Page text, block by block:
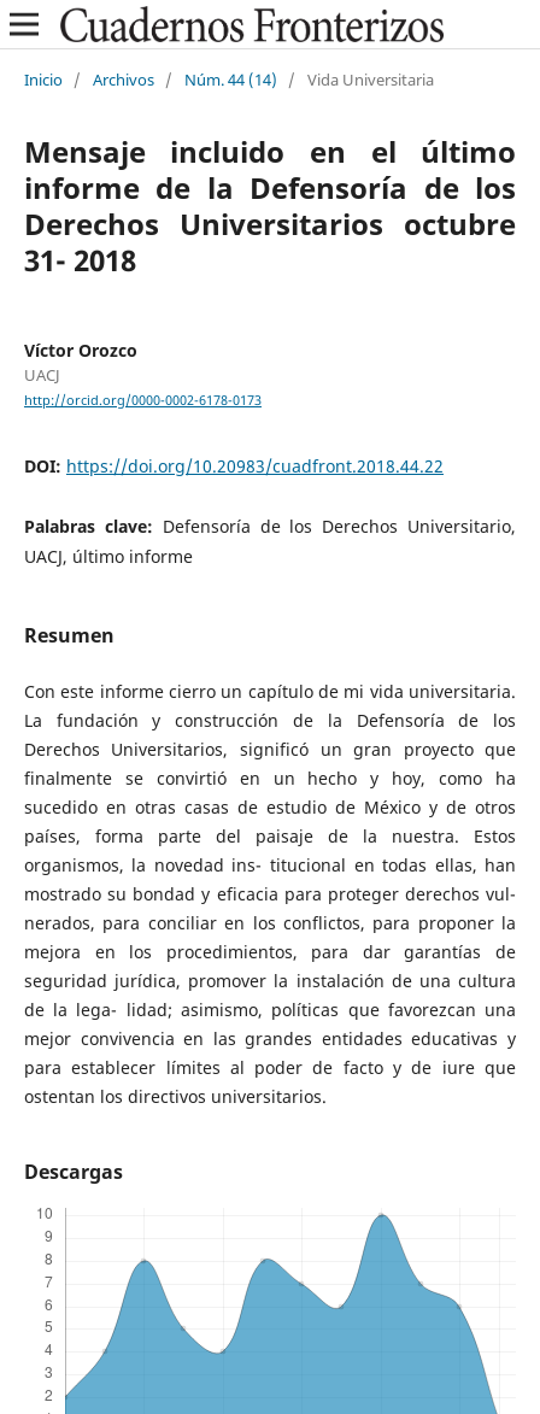
Inicio / Archivos / Núm. 44 (14) / Vida Universitaria
Mensaje incluido en el último
informe de la Defensoría de los
Derechos Universitarios octubre
31- 2018
Víctor Orozco
UACJ
http://orcid.org/0000-0002-6178-0173
DOI: https://doi.org/10.20983/cuadfront.2018.44.22
Palabras clave: Defensoría de los Derechos Universitario,
UACJ, último informe
Resumen
Con este informe cierro un capítulo de mi vida universitaria.
La fundación y construcción de la Defensoría de los
Derechos Universitarios, significó un gran proyecto que
finalmente se convirtió en un hecho y hoy, como ha
sucedido en otras casas de estudio de México y de otros
países, forma parte del paisaje de la nuestra. Estos
organismos, la novedad ins- titucional en todas ellas, han
mostrado su bondad y eficacia para proteger derechos vul-
nerados, para conciliar en los conflictos, para proponer la
mejora en los procedimientos, para dar garantías de
seguridad jurídica, promover la instalación de una cultura
de la lega- lidad; asimismo, políticas que favorezcan una
mejor convivencia en las grandes entidades educativas y
para establecer límites al poder de facto y de iure que
ostentan los directivos universitarios.
Descargas